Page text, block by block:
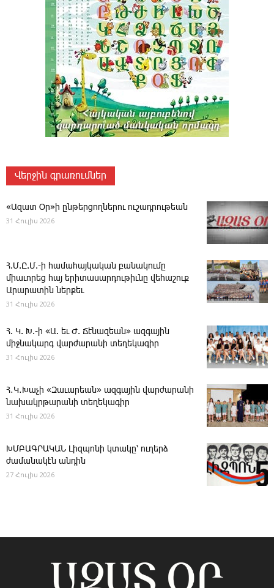
Վերջին գրառումներ
«Ազատ Օր»ի ընթերցողներու ուշադրութեան
31 Հուլիս 2026
Հ.Մ.Ը.Մ.-ի համահայկական բանակումը
միաւորեց հայ երիտասարդութիւնը վեհաշուք
Արարատին ներքեւ
31 Հուլիս 2026
Հ. Կ. Խ.-ի «Ա. եւ Ժ. ­Ճէնազեան» ազգային
միջնակարգ վարժարանի տեղեկագիր
31 Հուլիս 2026
Հ․Կ․Խաչի «Զաւարեան» ազգային վարժարանի
նախակրթարանի տեղեկագիր
31 Հուլիս 2026
ԽՄԲԱԳՐԱԿԱՆ ­Լիզպոնի կտակը՝ ուղերձ
ժամանակէն անդին
27 Հուլիս 2026